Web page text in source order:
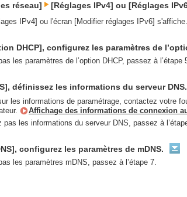
réseau] [Réglages IPv4] ou [Réglages
IPv4] ou l'écran [Modifier réglages IPv6] s'affiche.
DHCP], configurez les paramètres de
les paramètres de l’option DHCP, passez à l’étape
définissez les informations du serveur DNS.
les informations de paramétrage, contactez votre
Affichage des informations de connexion
les informations du serveur DNS, passez à
configurez les paramètres de mDNS.
les paramètres mDNS, passez à l’étape 7.